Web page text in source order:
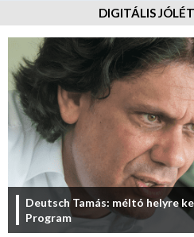
DIGITÁLIS
Deutsch Tamás: méltó helyre
Program